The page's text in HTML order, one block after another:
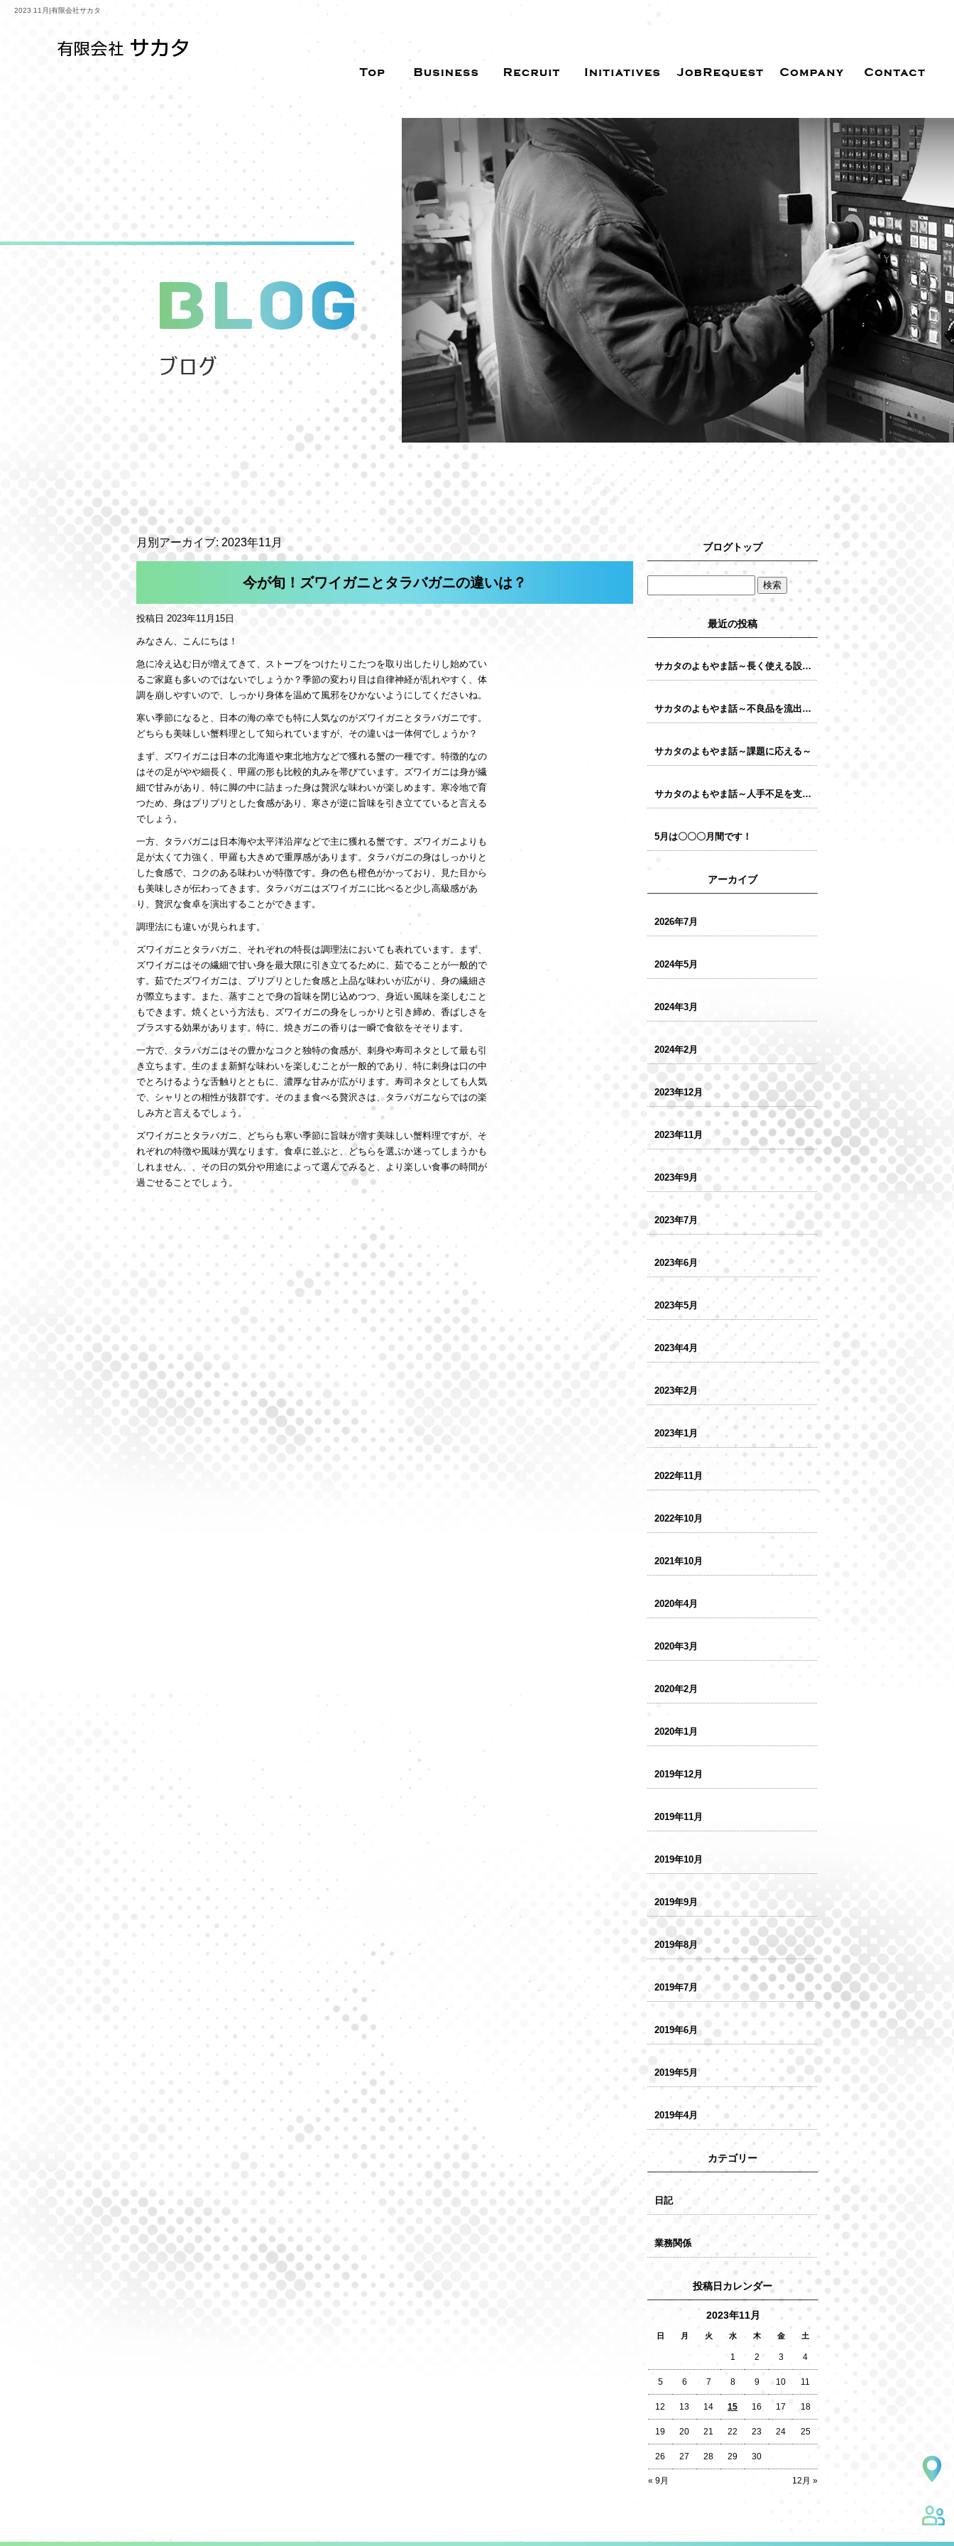
2023 11月|有限会社サカタ
月別アーカイブ: 2023年11月
今が旬！ズワイガニとタラバガニの違いは？
投稿日 2023年11月15日
みなさん、こんにちは！
急に冷え込む日が増えてきて、ストーブをつけたりこたつを取り出したりし始めてい
るご家庭も多いのではないでしょうか？季節の変わり目は自律神経が乱れやすく、体
調を崩しやすいので、しっかり身体を温めて風邪をひかないようにしてくださいね。
寒い季節になると、日本の海の幸でも特に人気なのがズワイガニとタラバガニです。
どちらも美味しい蟹料理として知られていますが、その違いは一体何でしょうか？
まず、ズワイガニは日本の北海道や東北地方などで獲れる蟹の一種です。特徴的なの
はその足がやや細長く、甲羅の形も比較的丸みを帯びています。ズワイガニは身が繊
細で甘みがあり、特に脚の中に詰まった身は贅沢な味わいが楽しめます。寒冷地で育
つため、身はプリプリとした食感があり、寒さが逆に旨味を引き立てていると言える
でしょう。
一方、タラバガニは日本海や太平洋沿岸などで主に獲れる蟹です。ズワイガニよりも
足が太くて力強く、甲羅も大きめで重厚感があります。タラバガニの身はしっかりと
した食感で、コクのある味わいが特徴です。身の色も橙色がかっており、見た目から
も美味しさが伝わってきます。タラバガニはズワイガニに比べると少し高級感があ
り、贅沢な食卓を演出することができます。
調理法にも違いが見られます。
ズワイガニとタラバガニ、それぞれの特長は調理法においても表れています。まず、
ズワイガニはその繊細で甘い身を最大限に引き立てるために、茹でることが一般的で
す。茹でたズワイガニは、プリプリとした食感と上品な味わいが広がり、身の繊細さ
が際立ちます。また、蒸すことで身の旨味を閉じ込めつつ、身近い風味を楽しむこと
もできます。焼くという方法も、ズワイガニの身をしっかりと引き締め、香ばしさを
プラスする効果があります。特に、焼きガニの香りは一瞬で食欲をそそります。
一方で、タラバガニはその豊かなコクと独特の食感が、刺身や寿司ネタとして最も引
き立ちます。生のまま新鮮な味わいを楽しむことが一般的であり、特に刺身は口の中
でとろけるような舌触りとともに、濃厚な甘みが広がります。寿司ネタとしても人気
で、シャリとの相性が抜群です。そのまま食べる贅沢さは、タラバガニならではの楽
しみ方と言えるでしょう。
ズワイガニとタラバガニ、どちらも寒い季節に旨味が増す美味しい蟹料理ですが、そ
れぞれの特徴や風味が異なります。食卓に並ぶと、どちらを選ぶか迷ってしまうかも
しれません、、その日の気分や用途によって選んでみると、より楽しい食事の時間が
過ごせることでしょう。
ブログトップ
最近の投稿
サカタのよもやま話～長く使える設備～
サカタのよもやま話～不良品を流出させない～
サカタのよもやま話～課題に応える～
サカタのよもやま話～人手不足を支える～
5月は〇〇〇月間です！
アーカイブ
2026年7月
2024年5月
2024年3月
2024年2月
2023年12月
2023年11月
2023年9月
2023年7月
2023年6月
2023年5月
2023年4月
2023年2月
2023年1月
2022年11月
2022年10月
2021年10月
2020年4月
2020年3月
2020年2月
2020年1月
2019年12月
2019年11月
2019年10月
2019年9月
2019年8月
2019年7月
2019年6月
2019年5月
2019年4月
カテゴリー
日記
業務関係
投稿日カレンダー
2023年11月
日 月 火 水 木 金 土
« 9月 12月 »
1 2 3 4
5 6 7 8 9 10 11
12 13 14 15 16 17 18
19 20 21 22 23 24 25
26 27 28 29 30